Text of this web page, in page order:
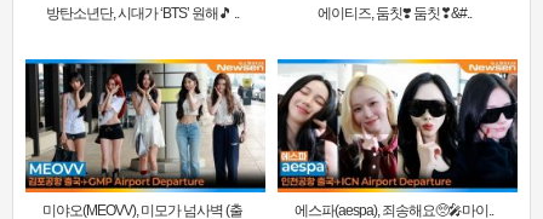
방탄소년단, 시대가 ‘BTS’ 원해🎵 .. 에이티즈, 둠칫❣️ 둠칫❣&#..
미야오(MEOVV), 미모가 넘사벽 (출 에스파(aespa), 죄송해요🥺🎤마이..